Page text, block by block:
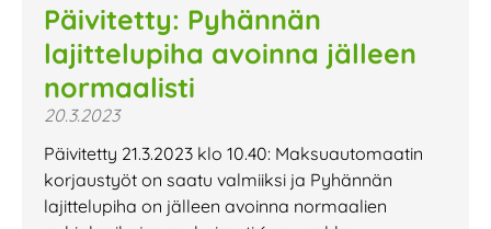
Päivitetty: Pyhännän
lajittelupiha avoinna jälleen
normaalisti
20.3.2023
Päivitetty 21.3.2023 klo 10.40: Maksuautomaatin
korjaustyöt on saatu valmiiksi ja Pyhännän
lajittelupiha on jälleen avoinna normaalien